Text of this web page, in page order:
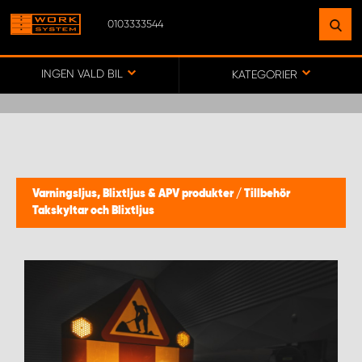
0103333544
INGEN VALD BIL KATEGORIER
Varningsljus, Blixtljus & APV produkter / Tillbehör
Takskyltar och Blixtljus
HITTA EN ANLÄGGNING
NÄRA DIG
WORK SYSTEM SVERIGE
WORK SYSTEM GÖTEBORG ARÖD